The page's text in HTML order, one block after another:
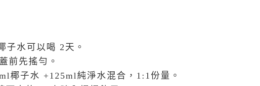
子水可以喝 2 天。
前先搖勻。
椰子水 +125ml純淨水混合， 1:1份量。